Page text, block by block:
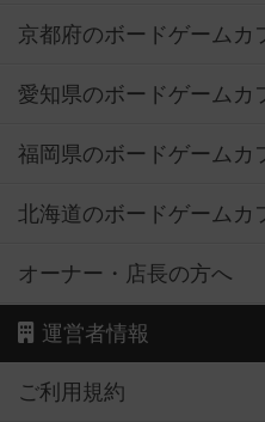
京都府のボードゲームカ
愛知県のボードゲームカ
福岡県のボードゲームカ
北海道のボードゲームカ
オーナー・店長の方へ
運営者情報
ご利用規約